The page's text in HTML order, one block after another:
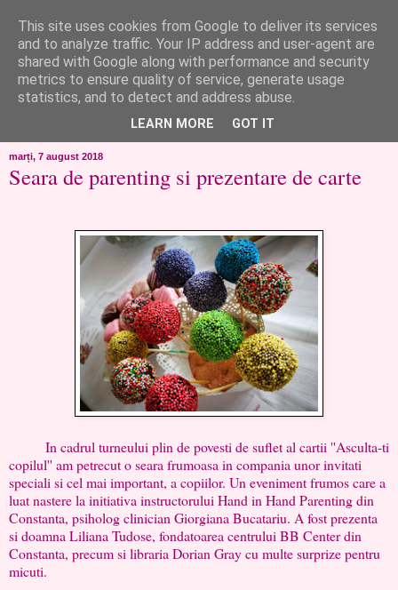
like ?...or not!
..de toate!!!!!..alandala...cum imi trec prin minte..si cum am
chef..incercate pe pielea mea..
marți, 7 august 2018
Seara de parenting si prezentare de carte
In cadrul turneului plin de povesti de suflet al cartii ''Asculta-ti
copilul'' am petrecut o seara frumoasa in compania unor invitati
speciali si cel mai important, a copiilor. Un eveniment frumos care a
luat nastere la initiativa instructorului Hand in Hand Parenting din
Constanta, psiholog clinician Giorgiana Bucatariu. A fost prezenta
si doamna Liliana Tudose, fondatoarea centrului BB Center din
Constanta, precum si libraria Dorian Gray cu multe surprize pentru
micuti.
This site uses cookies from Google to deliver its services
and to analyze traffic. Your IP address and user-agent are
shared with Google along with performance and security
metrics to ensure quality of service, generate usage
statistics, and to detect and address abuse.
LEARN MORE GOT IT